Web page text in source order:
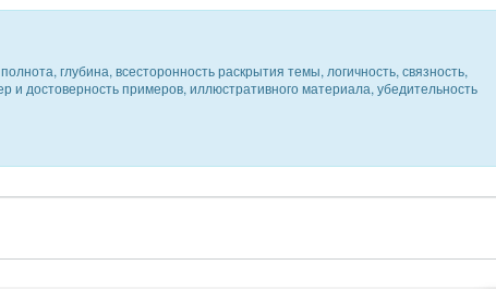
глубина, всесторонность раскрытия темы, логичность, связность,
и достоверность примеров, иллюстративного материала, убедительность